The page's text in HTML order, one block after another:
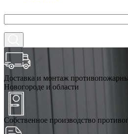
Доставка и монтаж
Новогороде и области
Собственное производство